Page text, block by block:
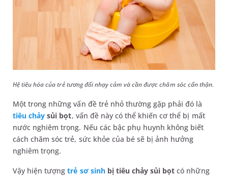
Hệ tiêu hóa của trẻ tương đối nhạy cảm và cần được chăm sóc cẩn thận.
Một trong những vấn đề trẻ nhỏ thường gặp phải đó là
tiêu chảy sủi bọt, vấn đề này có thể khiến cơ thể bị mất
nước nghiêm trọng. Nếu các bậc phụ huynh không biết
cách chăm sóc trẻ, sức khỏe của bé sẽ bị ảnh hưởng
nghiêm trọng.
Vậy hiện tượngtrẻ sơ sinhbị tiêu chảy sủi bọt có những